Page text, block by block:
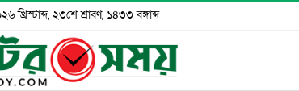
২৩শে শ্রাবণ, ১৪৩৩ বঙ্গাব্দ